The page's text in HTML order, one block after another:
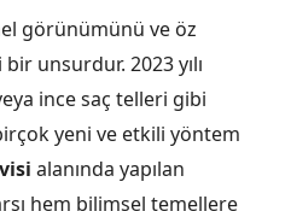
görünümünü ve öz
unsurdur. 2023 yılı
ince saç telleri gibi
yeni ve etkili yöntem
alanında yapılan
hem bilimsel temellere